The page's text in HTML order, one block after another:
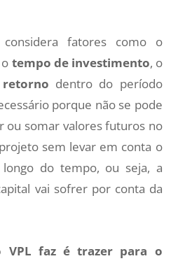
considera fatores como o
tempo de investimento, o
retorno dentro do período
porque não se pode
ou somar valores futuros no
sem levar em conta o
do tempo, ou seja, a
vai sofrer por conta da
VPL faz é trazer para o